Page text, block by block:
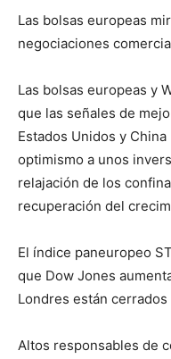
Las bolsas europeas
negociaciones
Las bolsas europeas y
que las señales de
Estados Unidos y
optimismo a unos
relajación de los
recuperación del
El índice paneuropeo
que Dow Jones
Londres están
Altos responsables de